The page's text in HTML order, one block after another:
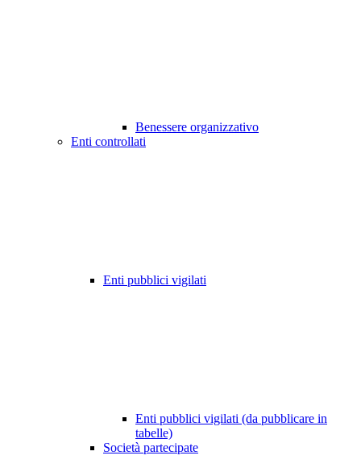
Benessere organizzativo
Enti controllati
Enti pubblici vigilati
Enti pubblici vigilati (da pubblicare in
tabelle)
Società partecipate